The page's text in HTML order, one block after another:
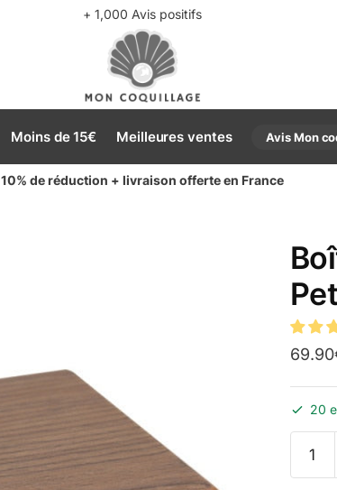
+ 1,000 Avis positifs
Moins de 15€ Meilleures ventes Avis Mon
10% de réduction + livraison offerte en France
69.90
20